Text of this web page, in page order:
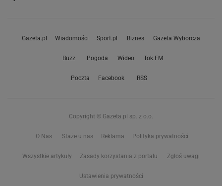
Gazeta.pl Wiadomości Sport.pl Biznes Gazeta Wyborcza
Buzz Pogoda Wideo Tok.FM
Poczta Facebook RSS
Copyright © Gazeta.pl sp. z o.o.
O Nas Staże u nas Reklama Polityka prywatności
Wszystkie artykuły Zasady korzystania z portalu Zgłoś uwagi
Ustawienia prywatności